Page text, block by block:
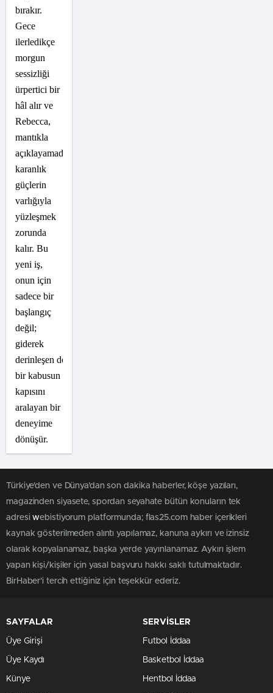
bırakır.
Gece
ilerledikçe
morgun
sessizliği
ürpertici bir
hâl alır ve
Rebecca,
mantıkla
açıklayamadığı
karanlık
güçlerin
varlığıyla
yüzleşmek
zorunda
kalır. Bu
yeni iş,
onun için
sadece bir
başlangıç
değil;
giderek
derinleşen doğaüstü
bir kabusun
kapısını
aralayan bir
deneyime
dönüşür.
Türkiye'den ve Dünya’dan son dakika haberler, köşe yazıları,
magazinden siyasete, spordan seyahate bütün konuların tek
adresiwebistiyorum platformunda; flas25.com haber içerikleri
kaynak gösterilmeden alıntı yapılamaz, kanuna aykırı ve izinsiz
olarak kopyalanamaz, başka yerde yayınlanamaz. Aykırı işlem
yapan kişi/kişiler için yasal başvuru hakkı saklı tutulmaktadır.
BirHaber'i tercih ettiğiniz için teşekkür ederiz.
SAYFALAR
Üye Girişi
Üye Kaydı
Künye
SERVİSLER
Futbol İddaa
Basketbol İddaa
Hentbol İddaa